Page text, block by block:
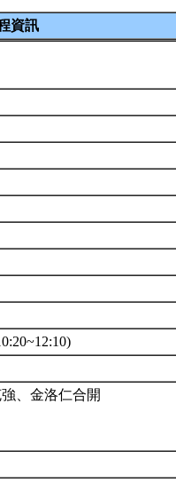
資訊
、金洛仁合開